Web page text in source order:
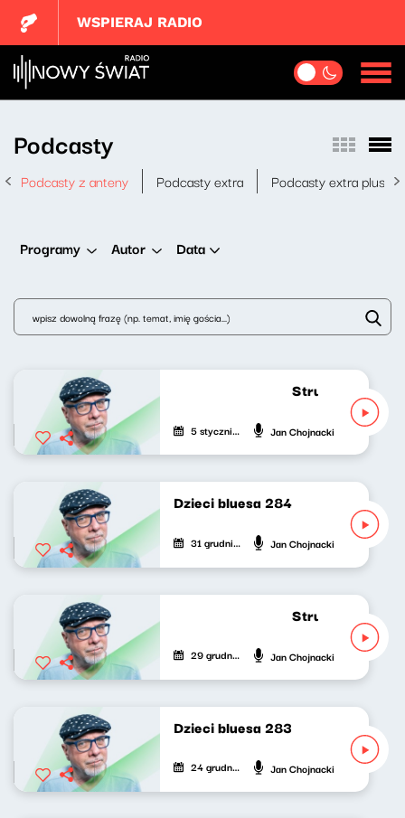
WSPIERAJ RADIO
Podcasty
Podcasty z anteny Podcasty extra Podcasty extra plus
Programy Autor Data
Strumień
5 stycznia 2026 Jan Chojnacki
Dzieci bluesa 284
31 grudnia 2025 Jan Chojnacki
Strumień
29 grudnia 2025 Jan Chojnacki
Dzieci bluesa 283
24 grudnia 2025 Jan Chojnacki